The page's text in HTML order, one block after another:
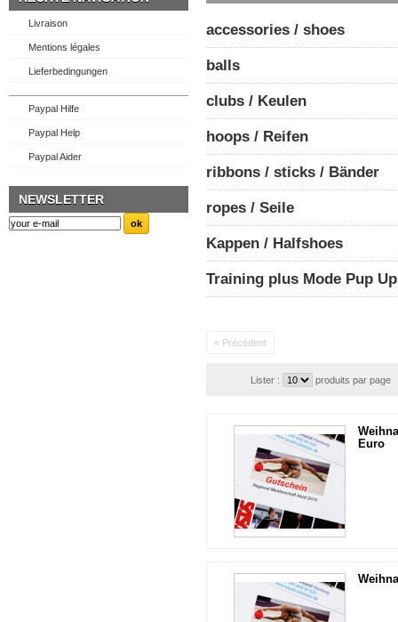
Livraison
Mentions légales
Lieferbedingungen
Paypal Hilfe
Paypal Help
Paypal Aider
NEWSLETTER
accessories / shoes
balls
clubs / Keulen
hoops / Reifen
ribbons / sticks / Bänder
ropes / Seile
Kappen / Halfshoes
Training plus Mode Pup
« Précédent
Lister : produits par page
Euro